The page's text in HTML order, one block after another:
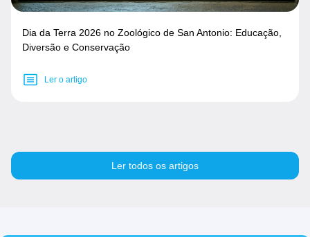
Dia da Terra 2026 no Zoológico de San Antonio: Educação,
Diversão e Conservação
Ler o artigo
Ler todos os artigos